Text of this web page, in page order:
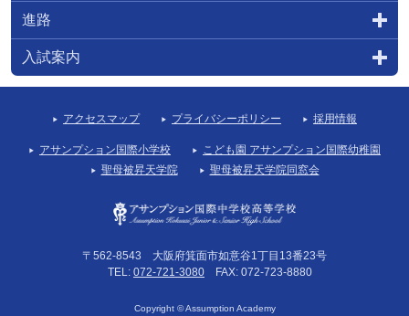
進路
入試案内
アクセスマップ プライバシーポリシー 採用情報
アサンプション国際小学校
こども園 アサンプション国際幼稚園
聖母被昇天学院
聖母被昇天学院同窓会
〒562-8543 大阪府箕面市如意谷1丁目13番23号
TEL: 072-721-3080 FAX: 072-723-8880
Copyright © Assumption Academy